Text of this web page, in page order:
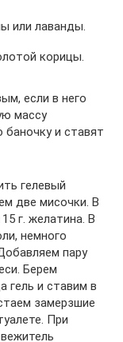
или лаванды.
корицы.
если в него
массу
и ставят
гелевый
две мисочки. В
г. желатина. В
немного
пару
Берем
гель и ставим в
замерзшие
При